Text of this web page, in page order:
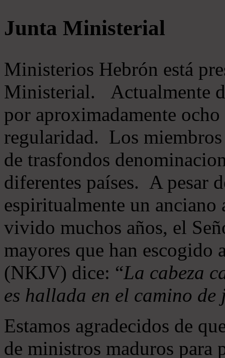
Junta Ministerial
Ministerios Hebrón está
Ministerial. Actualmente
por aproximadamente
regularidad. Los
de trasfondos
diferentes países. A pesar
espiritualmente un
vivido muchos años, el
mayores que han
(NKJV) dice: “La cabeza
es hallada en el camino de
Estamos agradecidos de
de ministros maduros